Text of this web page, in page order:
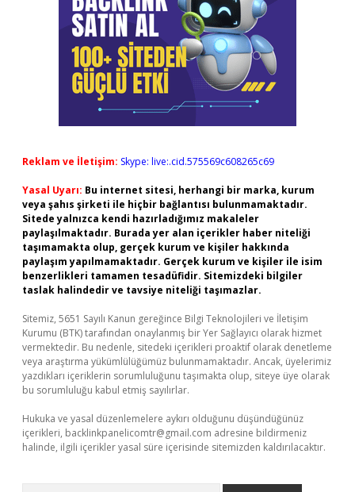
Reklam ve İletişim: Skype: live:.cid.575569c608265c69
Yasal Uyarı: Bu internet sitesi, herhangi bir marka, kurum
veya şahıs şirketi ile hiçbir bağlantısı bulunmamaktadır.
Sitede yalnızca kendi hazırladığımız makaleler
paylaşılmaktadır. Burada yer alan içerikler haber niteliği
taşımamakta olup, gerçek kurum ve kişiler hakkında
paylaşım yapılmamaktadır. Gerçek kurum ve kişiler ile isim
benzerlikleri tamamen tesadüfidir. Sitemizdeki bilgiler
taslak halindedir ve tavsiye niteliği taşımazlar.
Sitemiz, 5651 Sayılı Kanun gereğince Bilgi Teknolojileri ve İletişim
Kurumu (BTK) tarafından onaylanmış bir Yer Sağlayıcı olarak hizmet
vermektedir. Bu nedenle, sitedeki içerikleri proaktif olarak denetleme
veya araştırma yükümlülüğümüz bulunmamaktadır. Ancak, üyelerimiz
yazdıkları içeriklerin sorumluluğunu taşımakta olup, siteye üye olarak
bu sorumluluğu kabul etmiş sayılırlar.
Hukuka ve yasal düzenlemelere aykırı olduğunu düşündüğünüz
içerikleri, backlinkpanelicomtr@gmail.com adresine bildirmeniz
halinde, ilgili içerikler yasal süre içerisinde sitemizden kaldırılacaktır.